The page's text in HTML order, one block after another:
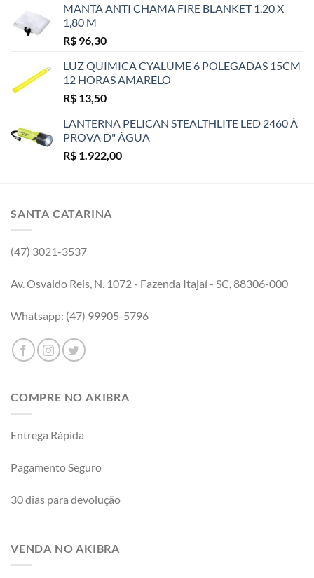
MANTA ANTI CHAMA FIRE BLANKET 1,20 X
1,80 M
R$ 96,30
LUZ QUIMICA CYALUME 6 POLEGADAS 15CM
12 HORAS AMARELO
R$ 13,50
LANTERNA PELICAN STEALTHLITE LED 2460 À
PROVA D" ÁGUA
R$ 1.922,00
SANTA CATARINA
(47) 3021-3537
Av. Osvaldo Reis, N. 1072 - Fazenda Itajaí - SC, 88306-000
Whatsapp: (47) 99905-5796
COMPRE NO AKIBRA
Entrega Rápida
Pagamento Seguro
30 dias para devolução
VENDA NO AKIBRA